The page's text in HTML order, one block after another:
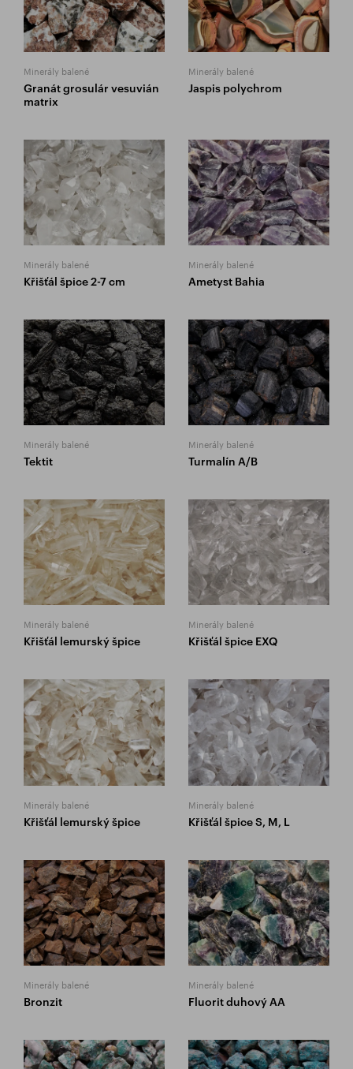
Minerály balené
Granát grosulár vesuvián
matrix
Minerály balené
Jaspis polychrom
Minerály balené
Křišťál špice 2-7 cm
Minerály balené
Ametyst Bahia
Minerály balené
Tektit
Minerály balené
Turmalín A/B
Minerály balené
Křišťál lemurský špice
Minerály balené
Křišťál špice EXQ
Minerály balené
Křišťál lemurský špice
Minerály balené
Křišťál špice S, M, L
Minerály balené
Bronzit
Minerály balené
Fluorit duhový AA